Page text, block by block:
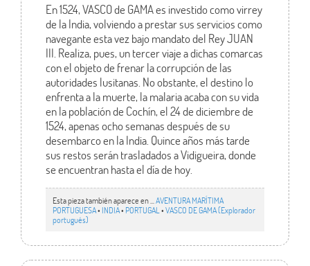
En 1524, VASCO de GAMA es investido como virrey
de la India, volviendo a prestar sus servicios como
navegante esta vez bajo mandato del Rey JUAN
III. Realiza, pues, un tercer viaje a dichas comarcas
con el objeto de frenar la corrupción de las
autoridades lusitanas. No obstante, el destino lo
enfrenta a la muerte, la malaria acaba con su vida
en la población de Cochín, el 24 de diciembre de
1524, apenas ocho semanas después de su
desembarco en la India. Quince años más tarde
sus restos serán trasladados a Vidigueira, donde
se encuentran hasta el día de hoy.
Esta pieza también aparece en ... AVENTURA MARÍTIMA
PORTUGUESA• INDIA• PORTUGAL •VASCO DE GAMA (Explorador
portugués)